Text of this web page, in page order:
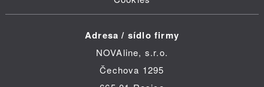
Adresa / sídlo firmy
NOVAline, s.r.o.
Čechova 1295